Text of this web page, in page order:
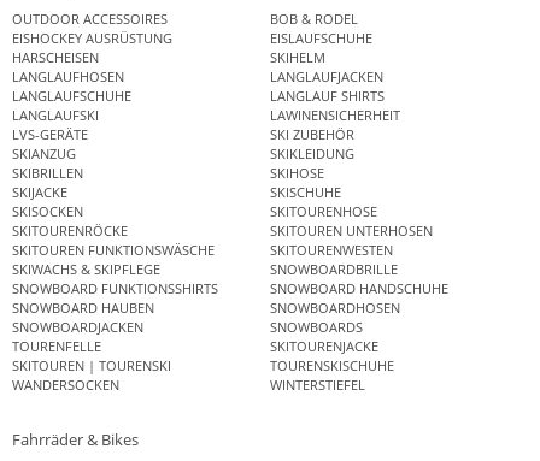
OUTDOOR ACCESSOIRES
BOB & RODEL
EISHOCKEY AUSRÜSTUNG
EISLAUFSCHUHE
HARSCHEISEN
SKIHELM
LANGLAUFHOSEN
LANGLAUFJACKEN
LANGLAUFSCHUHE
LANGLAUF SHIRTS
LANGLAUFSKI
LAWINENSICHERHEIT
LVS-GERÄTE
SKI ZUBEHÖR
SKIANZUG
SKIKLEIDUNG
SKIBRILLEN
SKIHOSE
SKIJACKE
SKISCHUHE
SKISOCKEN
SKITOURENHOSE
SKITOURENRÖCKE
SKITOUREN UNTERHOSEN
SKITOUREN FUNKTIONSWÄSCHE
SKITOURENWESTEN
SKIWACHS & SKIPFLEGE
SNOWBOARDBRILLE
SNOWBOARD FUNKTIONSSHIRTS
SNOWBOARD HANDSCHUHE
SNOWBOARD HAUBEN
SNOWBOARDHOSEN
SNOWBOARDJACKEN
SNOWBOARDS
TOURENFELLE
SKITOURENJACKE
SKITOUREN | TOURENSKI
TOURENSKISCHUHE
WANDERSOCKEN
WINTERSTIEFEL
Fahrräder & Bikes